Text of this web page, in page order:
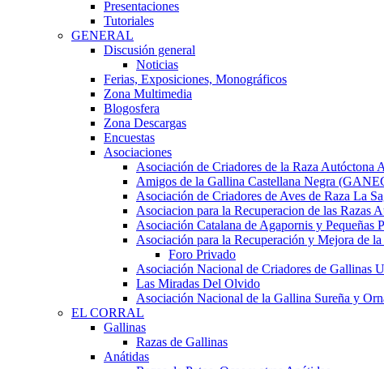
Presentaciones
Tutoriales
GENERAL
Discusión general
Noticias
Ferias, Exposiciones, Monográficos
Zona Multimedia
Blogosfera
Zona Descargas
Encuestas
Asociaciones
Asociación de Criadores de la Raza Autóctona
Amigos de la Gallina Castellana Negra
Asociación de Criadores de Aves de Raza La
Asociacion para la Recuperacion de las Razas
Asociación Catalana de Agapornis y Pequeñas
Asociación para la Recuperación y Mejora de
Foro Privado
Asociación Nacional de Criadores de Gallinas
Las Miradas Del Olvido
Asociación Nacional de la Gallina Sureña y
EL CORRAL
Gallinas
Razas de Gallinas
Anátidas